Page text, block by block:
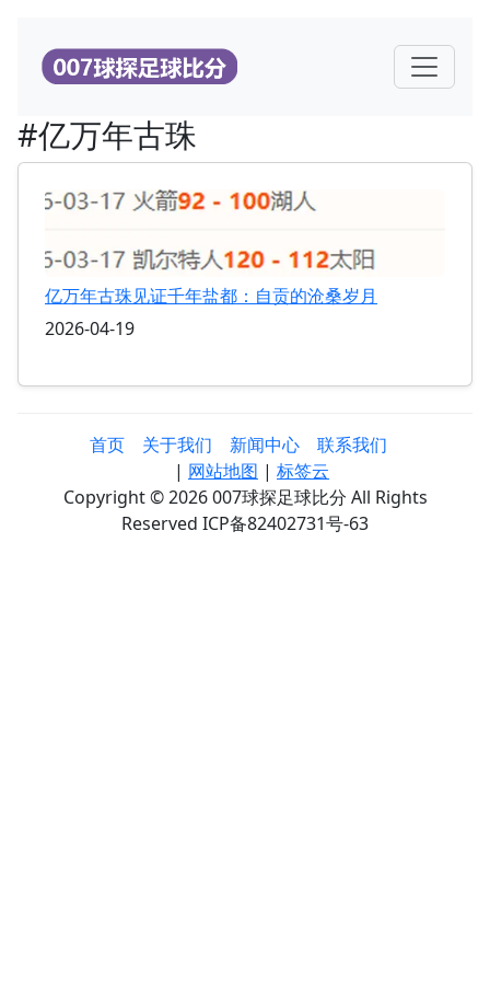
#亿万年古珠
亿万年古珠见证千年盐都：自贡的沧桑岁月
2026-04-19
首页 关于我们 新闻中心
联系我们
| 网站地图 | 标签云
Copyright © 2026 007球探足球比分 All Rights
Reserved ICP备82402731号-63